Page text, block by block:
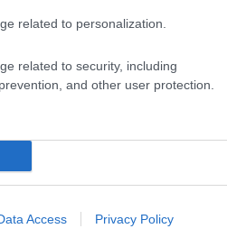
related to personalization.
related to security, including
and other user protection.
Access Privacy Policy
ritkábban
tűnik a válogatás,
csupán két
művei ugyanis a
Art, a The Des
gazdagítják.
az Iroda az
festménye a